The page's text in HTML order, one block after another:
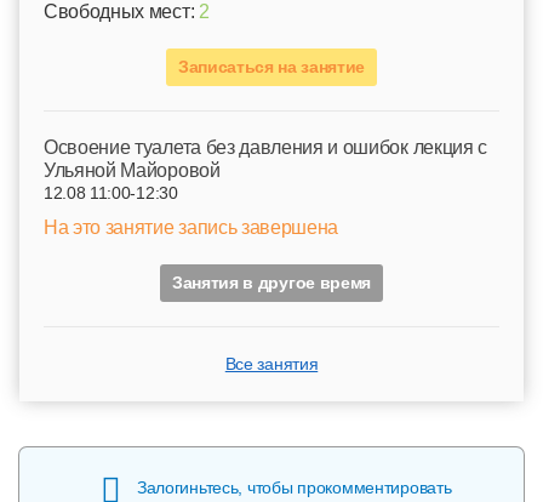
Свободных мест: 2
Записаться на занятие
Освоение туалета без давления и ошибок лекция с
Ульяной Майоровой
12.08 11:00-12:30
На это занятие запись завершена
Занятия в другое время
Все занятия
Залогиньтесь, чтобы прокомментировать